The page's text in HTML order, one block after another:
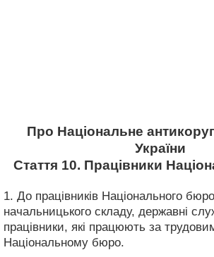
Про Національне
України
Стаття 10. Працівники
1. До працівників Національного
начальницького складу, державні
працівники, які працюють за
Національному бюро.